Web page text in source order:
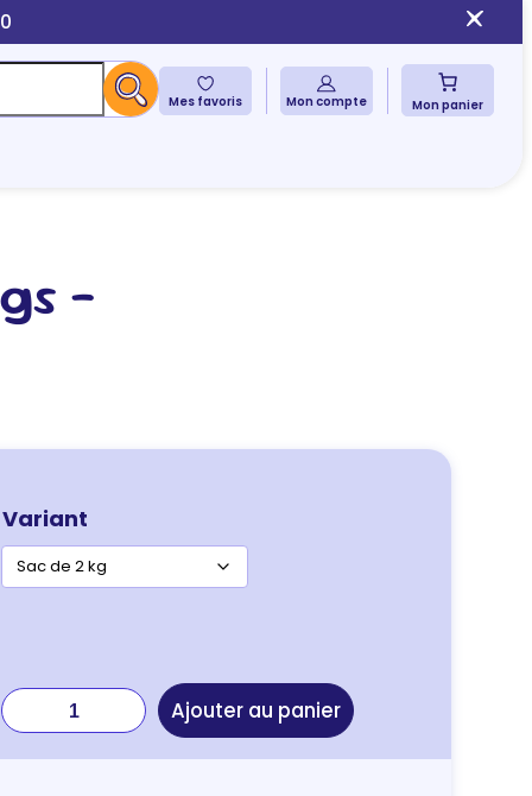
Mes favoris Mon compte Mon panier
–
Variant
quantité
de
Royal
Ajouter au panier